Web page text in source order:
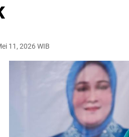
11, 2026 WIB